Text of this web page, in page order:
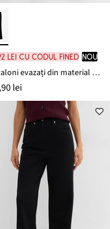
lei cu codul FINED nou
Pantaloni evazați din material Punto di Roma
lei